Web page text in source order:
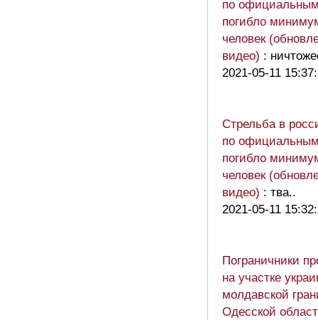
по
погибло
человек
видео) :
2021-05-11
Стрельба в
по
погибло
человек
видео) : тва..
2021-05-11
Пограничники
на участке
молдавской
Одесской